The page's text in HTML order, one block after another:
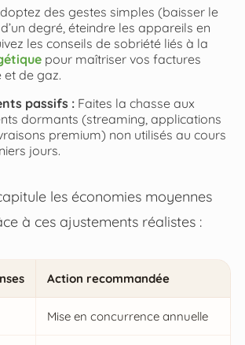
des gestes simples (baisser le
degré, éteindre les appareils en
les conseils de sobriété liés à la
pour maîtriser vos factures
et de gaz.
passifs :Faites la chasse aux
dormants (streaming, applications
premium) non utilisés au cours
jours.
les économies moyennes
à ces ajustements réalistes :
Action recommandée
Mise en concurrence annuelle